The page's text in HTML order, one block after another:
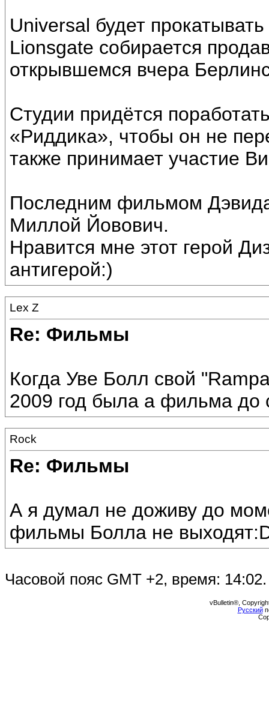
Universal будет
Lionsgate собирается
открывшемся вчера
Студии придётся
«Риддика», чтобы он не
также принимает участие
Последним фильмом
Миллой Йовович.
Нравится мне этот герой
антигерой:)
Lex Z
Re: Фильмы
Когда Уве Болл свой
2009 год была а фильма до
Rock
Re: Фильмы
А я думал не доживу до
фильмы Болла не
Часовой пояс GMT +2, время: 14:02.
vBulletin®,
Русский